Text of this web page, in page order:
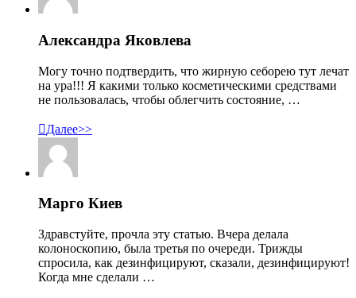
Александра Яковлева
Могу точно подтвердить, что жирную себорею тут лечат
на ура!!! Я какими только косметическими средствами
не пользовалась, чтобы облегчить состояние, …
Далее>>
Марго Киев
Здравстуйте, прочла эту статью. Вчера делала
колоноскопию, была третья по очереди. Трижды
спросила, как дезинфицируют, сказали, дезинфицируют!
Когда мне сделали …